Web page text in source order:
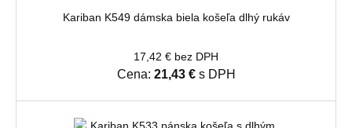
Kariban K549 dámska biela košeľa dlhý rukáv
17,42 € bez DPH
Cena: 21,43 €s DPH